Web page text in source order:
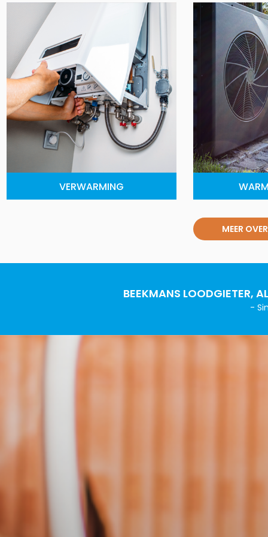
VERWARMING
MEER
BEEKMANS LOODGIETER,
-